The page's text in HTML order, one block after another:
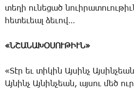
տե­ղի ու­նե­ցած
հե­տե­ւեալ ձե­ւով…
«ՆՇԱՆԱԽՕՍՈՒԹԻՒՆ»
«­Տէր եւ տի­կին Այ­սինչ
Այ­նինչ Այ­նին­չեան, այ­սու մեծ